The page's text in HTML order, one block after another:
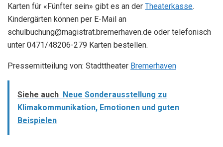
Karten für «Fünfter sein» gibt es an der Theaterkasse.
Kindergärten können per E-Mail an
schulbuchung@magistrat.bremerhaven.de oder telefonisch
unter 0471/48206-279 Karten bestellen.
Pressemitteilung von: Stadttheater Bremerhaven
Siehe auch Neue Sonderausstellung zu
Klimakommunikation, Emotionen und guten
Beispielen